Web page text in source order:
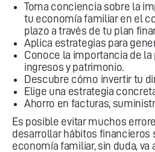
Toma conciencia sobre la
tu economía familiar en el
plazo a través de tu plan
Aplica estrategias para
Conoce la importancia de
ingresos y patrimonio.
Descubre cómo invertir tu
Elige una estrategia
Ahorro en facturas,
Es posible evitar muchos
desarrollar hábitos financieros
economía familiar, sin duda, va